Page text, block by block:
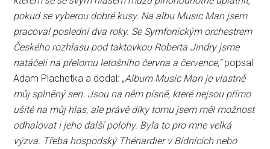
pokud se vyberou dobré kusy. Na albu Music Man jsem
pracoval poslední dva roky. Se Symfonickým orchestrem
Českého rozhlasu pod taktovkou Roberta Jindry jsme
natáčeli na přelomu letošního června a července,“popsal
Adam Plachetka a dodal: „Album Music Man je vlastně
můj splněný sen. Jsou na něm písně, které nejsou přímo
ušité na můj hlas, ale právě díky tomu jsem měl možnost
odhalovat i jeho další polohy. Byla to pro mne velká
výzva. Třeba hospodský Thénardier v Bídnících nebo